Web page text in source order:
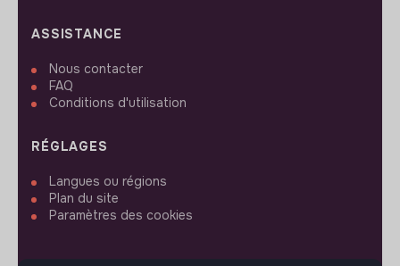
ASSISTANCE
Nous contacter
FAQ
Conditions d'utilisation
RÉGLAGES
Langues ou régions
Plan du site
Paramètres des cookies